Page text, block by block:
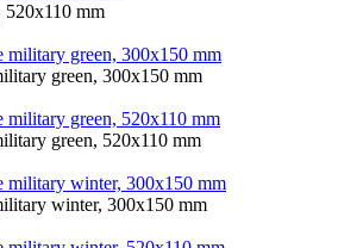
520x110 mm
green, 300x150 mm
green, 520x110 mm
winter, 300x150 mm